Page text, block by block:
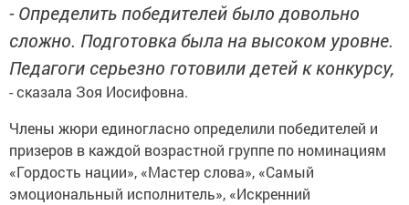
- Определить победителей было довольно
сложно. Подготовка была на высоком уровне.
Педагоги серьезно готовили детей к конкурсу,
- сказала Зоя Иосифовна.
Члены жюри единогласно определили победителей и
призеров в каждой возрастной группе по номинациям
«Гордость нации», «Мастер слова», «Самый
эмоциональный исполнитель», «Искренний